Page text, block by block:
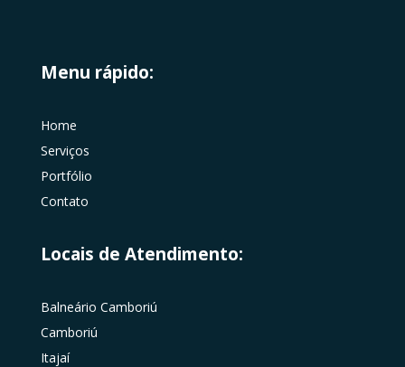
Menu rápido:
Home
Serviços
Portfólio
Contato
Locais de Atendimento:
Balneário Camboriú
Camboriú
Itajaí